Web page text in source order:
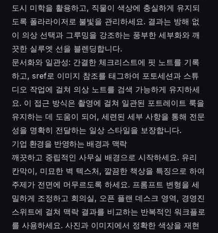
도시 미학을 활용하고, 직물이 색상에 충실하게 유지되
도록 폴라라이저로 불빛을 관리하세요. 결과는 방해 없
이 의상 선택과 그루밍을 강조하는 풍부한 세부화와 깨
끗한 실루엣 선을 블렌딩합니다.
문서화와 일관성: 간결한 체크리스트에 핏 노트를 기록
하고, sref로 이미지 참조를 태그하여 포토세션과 스튜
디오 작업에 걸쳐 의상 노트를 검색 가능하게 유지하세
요. 이 접근 방식은 촬영에 걸쳐 일관된 포트레이트 룩을
유지하는 데 도움이 되어, 세련된 세부 사항을 통해 전문
성을 명확히 전달하는 일상 스타일을 보장합니다.
기업 환경을 반영하는 배경과 맥락
깨끗하고 중립적인 사무실 배경으로 시작하세요. 유리
칸막이, 미묘한 벽 텍스처, 깔끔한 책상을 특징으로 하여
주제가 전면에 머무르도록 하세요. 프롬프트 변형을 세
밀하게 조정하고 회의실, 오픈 플랜 데스크 영역, 경영진
스위트에 걸쳐 맥락 결과를 비교하는 반복적인 워크플로
를 사용하세요. 사진과 이미지에서 정확한 색상을 재현